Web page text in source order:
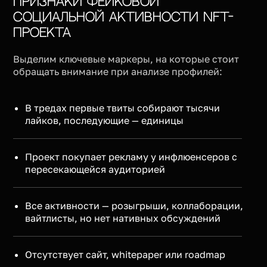
социальной активности NFT-
проекта
Выделим ключевые маркеры, на которые стоит
обращать внимание при анализе профилей:
В тредах первые твиты собирают тысячи
лайков, последующие — единицы
Проект покупает рекламу у инфлюенсеров с
пересекающейся аудиторией
Все активности — розыгрыши, коллаборации,
вайтлисты, но нет нативных обсуждений
Отсутствует сайт, whitepaper или roadmap